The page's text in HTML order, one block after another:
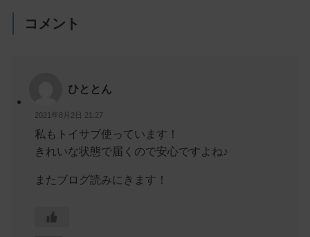
コメント
ひととん
2021年8月2日 21:27
私もトイサブ使っています！
きれいな状態で届くので安心ですよね♪
またブログ読みにきます！